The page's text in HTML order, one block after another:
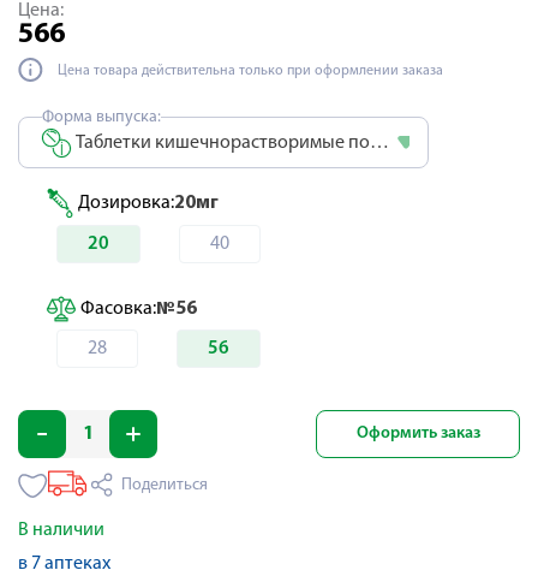
Цена:
566
Цена товара действительна только при оформлении заказа
Форма выпуска:
Таблетки кишечнорастворимые покрытые оболочкой
Дозировка:20мг
20 40
Фасовка:№56
28 56
Оформить заказ
Поделиться
В наличии
в 7 аптеках